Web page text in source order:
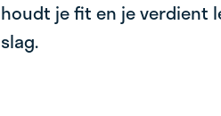
houdt je fit en je verdient
slag.